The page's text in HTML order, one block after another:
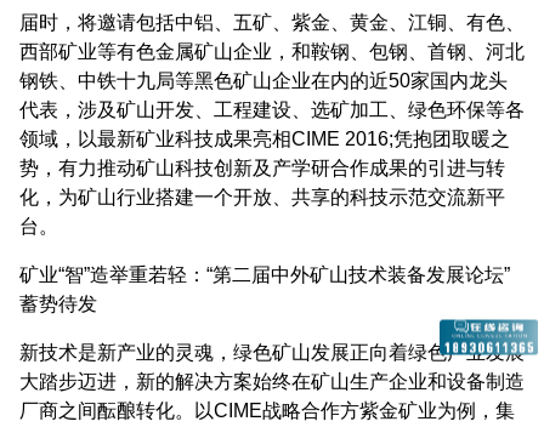
届时，将邀请包括中铝、五矿、紫金、黄金、江铜、有色、
西部矿业等有色金属矿山企业，和鞍钢、包钢、首钢、河北
钢铁、中铁十九局等黑色矿山企业在内的近50家国内龙头
代表，涉及矿山开发、工程建设、选矿加工、绿色环保等各
领域，以最新矿业科技成果亮相CIME 2016;凭抱团取暖之
势，有力推动矿山科技创新及产学研合作成果的引进与转
化，为矿山行业搭建一个开放、共享的科技示范交流新平
台。
矿业“智”造举重若轻：“第二届中外矿山技术装备发展论坛”
蓄势待发
新技术是新产业的灵魂，绿色矿山发展正向着绿色产业发展
大踏步迈进，新的解决方案始终在矿山生产企业和设备制造
厂商之间酝酿转化。以CIME战略合作方紫金矿业为例，集